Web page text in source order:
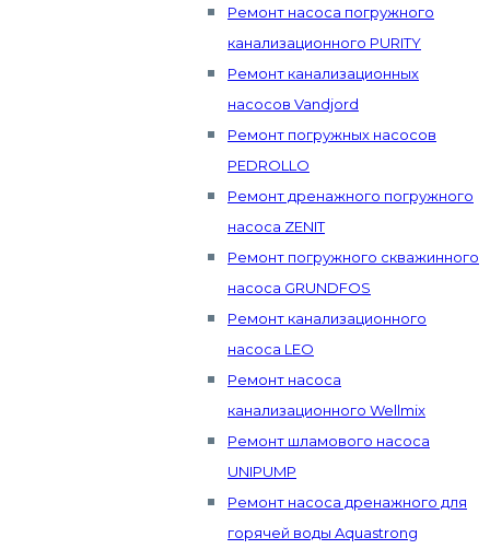
Ремонт насоса погружного
канализационного PURITY
Ремонт канализационных
насосов Vandjord
Ремонт погружных насосов
PEDROLLO
Ремонт дренажного погружного
насоса ZENIT
Ремонт погружного скважинного
насоса GRUNDFOS
Ремонт канализационного
насоса LEO
Ремонт насоса
канализационного Wellmix
Ремонт шламового насоса
UNIPUMP
Ремонт насоса дренажного для
горячей воды Aquastrong